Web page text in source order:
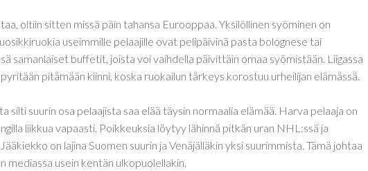
oltiin sitten missä päin tahansa Eurooppaa. Yksilöllinen syöminen on
useimmille pelaajille ovat pelipäivinä pasta bolognese tai
samanlaiset buffetit, joista voi vaihdella päivittäin omaa syömistään. Liigassa
pitämään kiinni, koska ruokailun tärkeys korostuu urheilijan elämässä.
silti suurin osa pelaajista saa elää täysin normaalia elämää. Harva pelaaja on
liikkua vapaasti. Poikkeuksia löytyy lähinnä pitkän uran NHL:ssä ja
on lajina Suomen suurin ja Venäjälläkin yksi suurimmista. Tämä johtaa
usein kentän ulkopuolellakin.